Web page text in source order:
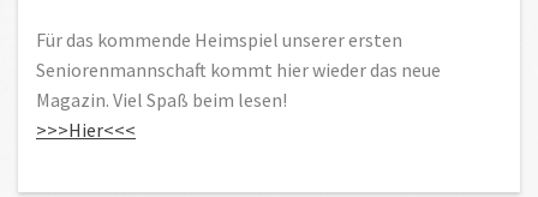
Für das kommende Heimspiel unserer ersten
Seniorenmannschaft kommt hier wieder das neue
Magazin. Viel Spaß beim lesen!
>>>Hier<<<